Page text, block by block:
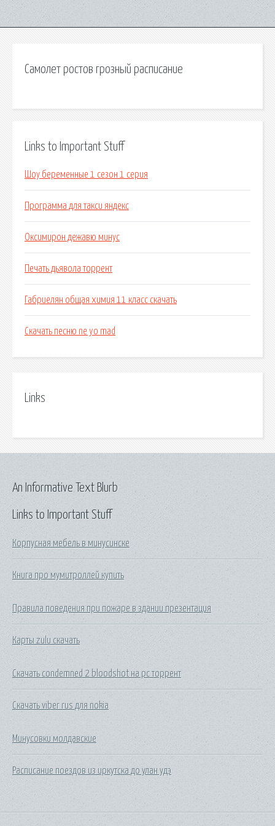
Самолет ростов грозный расписание
Links to Important Stuff
Шоу беременные 1 сезон 1 серия
Программа для такси яндекс
Оксимирон дежавю минус
Печать дьявола торрент
Габриелян общая химия 11 класс скачать
Скачать песню ne yo mad
Links
Links to Important Stuff
Корпусная мебель в минусинске
Книга про мумитроллей купить
Правила поведения при пожаре в здании презентация
Карты zulu скачать
Скачать condemned 2 bloodshot на pc торрент
Скачать viber rus для nokia
Минусовки молдавские
Расписание поездов из иркутска до улан удэ
An Informative Text Blurb